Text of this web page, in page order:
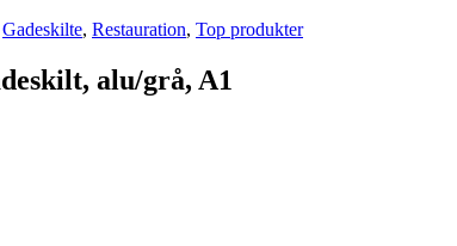
Gadeskilte, Restauration, Top produkter
alu/grå, A1